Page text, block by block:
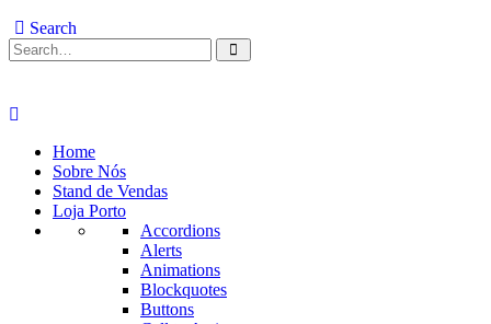
Search
Home
Sobre Nós
Stand de Vendas
Loja Porto
Accordions
Alerts
Animations
Blockquotes
Buttons